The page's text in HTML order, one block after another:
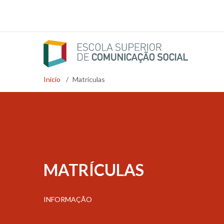
Navegação
Início / Matrículas
MATRÍCULAS
INFORMAÇÃO